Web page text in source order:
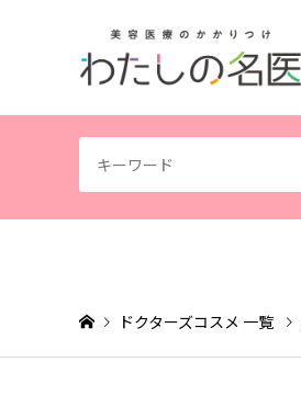
ドクターズコスメ 一覧